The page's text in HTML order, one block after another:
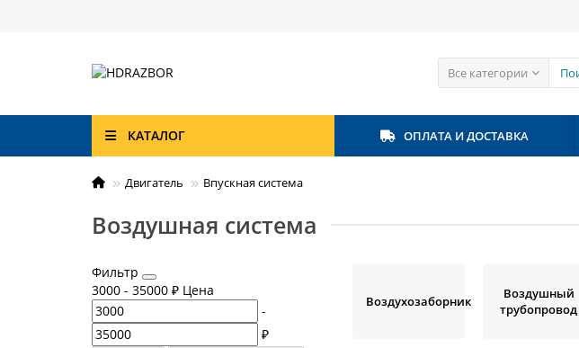
Все категории
КАТАЛОГ ОПЛАТА И ДОСТАВКА
Двигатель Впускная система
Воздушная система
Фильтр
3000 - 35000 ₽ Цена
-
₽
Воздухозаборник
Воздушный
трубопровод